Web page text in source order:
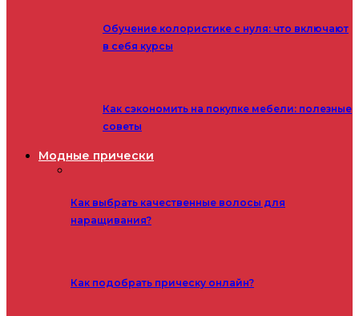
Обучение колористике с нуля: что включают
в себя курсы
Как сэкономить на покупке мебели: полезные
советы
Модные прически
Как выбрать качественные волосы для
наращивания?
Как подобрать прическу онлайн?